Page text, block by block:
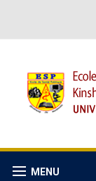
MENU